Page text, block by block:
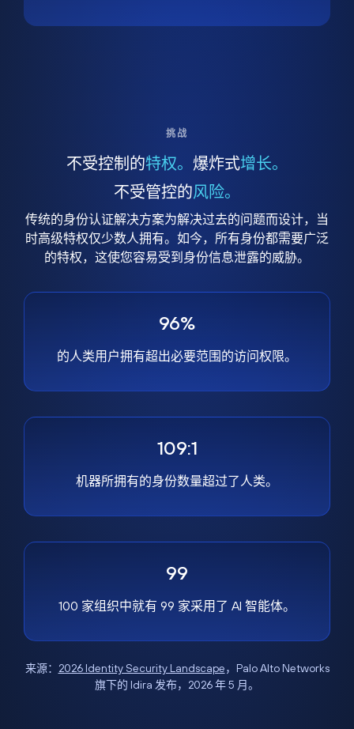
挑战
不受控制的特权。 爆炸式增长。
不受管控的风险。
传统的身份认证解决方案为解决过去的问题而设计，当
时高级特权仅少数人拥有。如今，所有身份都需要广泛
的特权，这使您容易受到身份信息泄露的威胁。
96%
的人类用户拥有超出必要范围的访问权限。
109:1
机器所拥有的身份数量超过了人类。
99
100 家组织中就有 99 家采用了 AI 智能体。
来源： 2026 Identity Security Landscape，Palo Alto Networks
旗下的 Idira 发布，2026 年 5 月。